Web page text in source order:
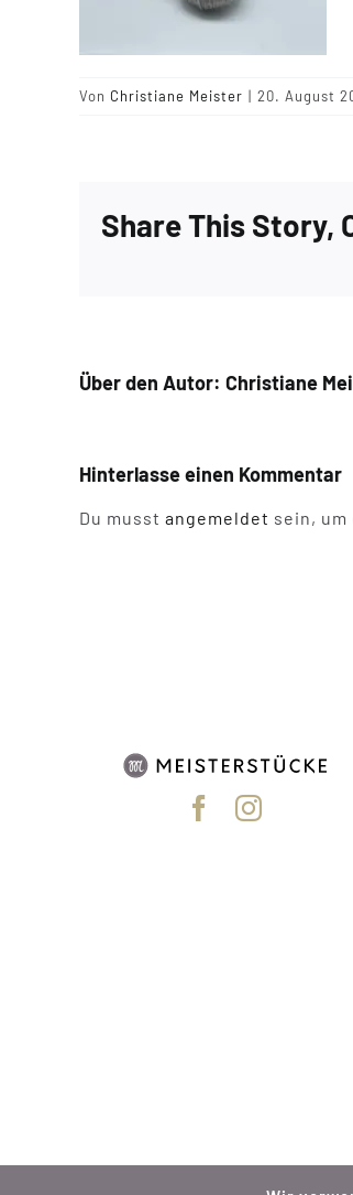
Von Christiane Meister | 20. August
Share This Story,
Über den Autor: Christiane
Hinterlasse einen Kommentar
Du musst angemeldet sein, um